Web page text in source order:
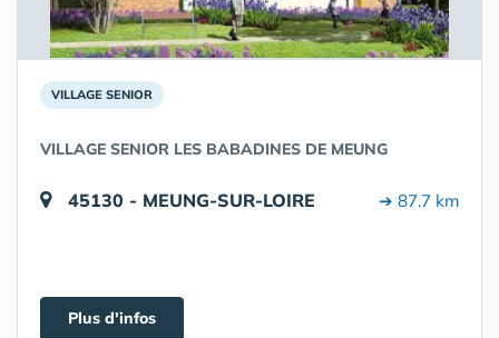
VILLAGE SENIOR
VILLAGE SENIOR LES BABADINES DE MEUNG
45130 - MEUNG-SUR-LOIRE ➔ 87.7 km
Plus d'infos